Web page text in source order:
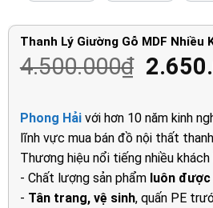
Thanh Lý Giường Gỗ MDF Nhiều
4.500.000₫ Giá
là:
Phong Hảivới hơn 10 năm kinh
lĩnh vực mua bán đồ nội thất
Thương hiệu nổi tiếng nhiều
- Chất lượng sản phẩm luôn được
- Tân trang, vệ sinh, quấn PE